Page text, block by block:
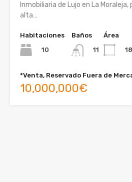
Inmobiliaria de Lujo en La
alta…
Habitaciones
10
Baños
11
Área
*Venta, Reservado Fuera de
10,000,000€